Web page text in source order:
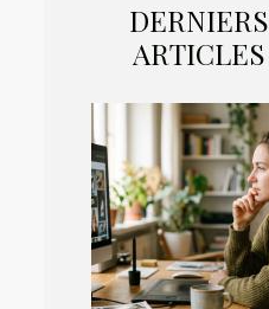
DERNIERS
ARTICLES